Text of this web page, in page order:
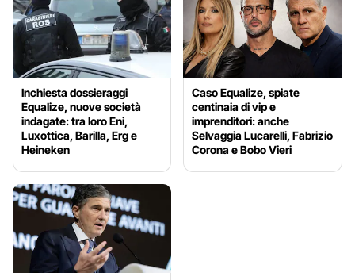
Inchiesta dossieraggi
Equalize, nuove società
indagate: tra loro Eni,
Luxottica, Barilla, Erg e
Heineken
Caso Equalize, spiate
centinaia di vip e
imprenditori: anche
Selvaggia Lucarelli, Fabrizio
Corona e Bobo Vieri